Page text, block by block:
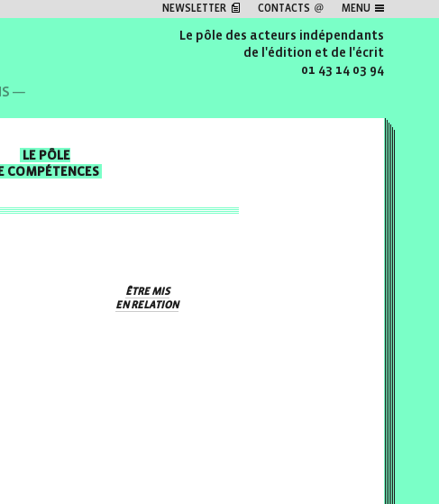
NEWSLETTER CONTACTS MENU
Le pôle des acteurs indépendants
de l'édition et de l'écrit
01 43 14 03 94
LE PÔLE
COMPÉTENCES
ÊTRE MIS
EN RELATION